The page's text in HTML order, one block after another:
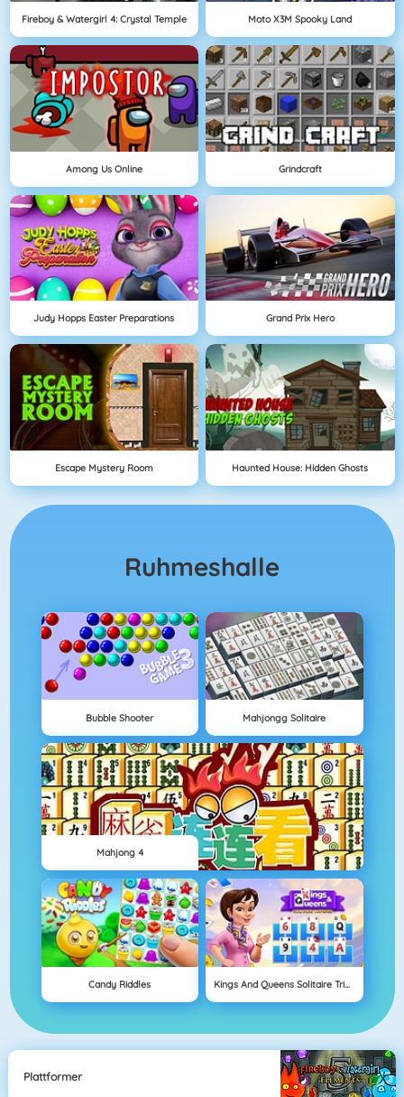
Fireboy & Watergirl 4: Crystal Temple Moto X3M Spooky Land
Among Us Online Grindcraft
Judy Hopps Easter Preparations Grand Prix Hero
Escape Mystery Room Haunted House: Hidden Ghosts
Ruhmeshalle
Bubble Shooter Mahjongg Solitaire
Mahjong 4
Candy Riddles Kings And Queens Solitaire Tripeaks
Plattformer